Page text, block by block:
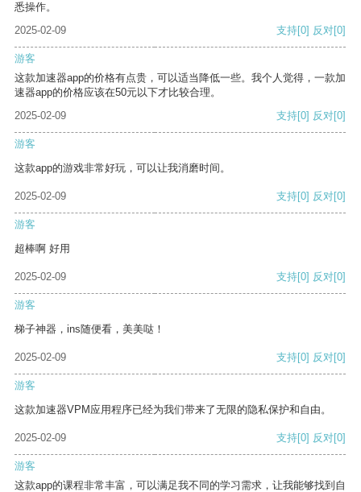
悉操作。
2025-02-09
支持[0] 反对[0]
游客
这款加速器app的价格有点贵，可以适当降低一些。我个人觉得，一款加
速器app的价格应该在50元以下才比较合理。
2025-02-09
支持[0] 反对[0]
游客
这款app的游戏非常好玩，可以让我消磨时间。
2025-02-09 支持[0] 反对[0]
游客
超棒啊 好用
2025-02-09 支持[0] 反对[0]
游客
梯子神器，ins随便看，美美哒！
2025-02-09 支持[0] 反对[0]
游客
这款加速器VPM应用程序已经为我们带来了无限的隐私保护和自由。
2025-02-09 支持[0] 反对[0]
游客
这款app的课程非常丰富，可以满足我不同的学习需求，让我能够找到自